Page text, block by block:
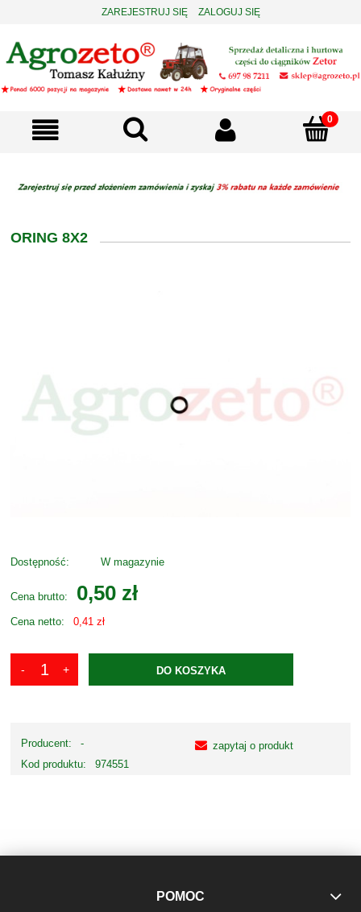
ZAREJESTRUJ SIĘ ZALOGUJ SIĘ
ORING 8X2
Dostępność: W magazynie
Cena brutto: 0,50 zł
Cena netto: 0,41 zł
DO KOSZYKA
Producent:
-
Kod produktu:
974551
zapytaj o produkt
POMOC